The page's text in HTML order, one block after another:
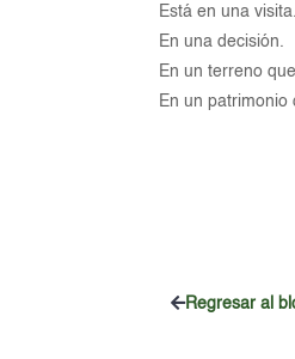
Está en una visita.
En una decisión.
En un terreno
En un
Regresar al